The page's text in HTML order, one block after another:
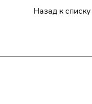
Назад к списку